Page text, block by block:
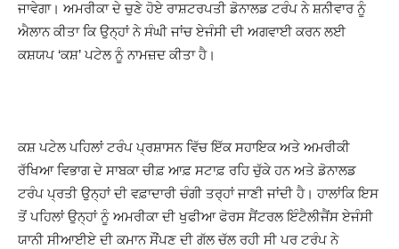
ਜਾਵੇਗਾ। ਅਮਰੀਕਾ ਦੇ ਚੁਣੇ ਹੋਏ ਰਾਸ਼ਟਰਪਤੀ ਡੋਨਾਲਡ ਟਰੰਪ ਨੇ ਸ਼ਨੀਵਾਰ ਨੂੰ
ਐਲਾਨ ਕੀਤਾ ਕਿ ਉਨ੍ਹਾਂ ਨੇ ਸੰਘੀ ਜਾਂਚ ਏਜੰਸੀ ਦੀ ਅਗਵਾਈ ਕਰਨ ਲਈ
ਕਸ਼ਯਪ ‘ਕਸ਼’ ਪਟੇਲ ਨੂੰ ਨਾਮਜ਼ਦ ਕੀਤਾ ਹੈ।
ਕਸ਼ ਪਟੇਲ ਪਹਿਲਾਂ ਟਰੰਪ ਪ੍ਰਸ਼ਾਸਨ ਵਿੱਚ ਇੱਕ ਸਹਾਇਕ ਅਤੇ ਅਮਰੀਕੀ
ਰੱਖਿਆ ਵਿਭਾਗ ਦੇ ਸਾਬਕਾ ਚੀਫ਼ ਆਫ਼ ਸਟਾਫ਼ ਰਹਿ ਚੁੱਕੇ ਹਨ ਅਤੇ ਡੋਨਾਲਡ
ਟਰੰਪ ਪ੍ਰਤੀ ਉਨ੍ਹਾਂ ਦੀ ਵਫ਼ਾਦਾਰੀ ਚੰਗੀ ਤਰ੍ਹਾਂ ਜਾਣੀ ਜਾਂਦੀ ਹੈ। ਹਾਲਾਂਕਿ ਇਸ
ਤੋਂ ਪਹਿਲਾਂ ਉਨ੍ਹਾਂ ਨੂੰ ਅਮਰੀਕਾ ਦੀ ਖੁਫੀਆ ਫੋਰਸ ਸੈਂਟਰਲ ਇੰਟੈਲੀਜੈਂਸ ਏਜੰਸੀ
ਯਾਨੀ ਸੀਆਈਏ ਦੀ ਕਮਾਨ ਸੌਂਪਣ ਦੀ ਗੱਲ ਚੱਲ ਰਹੀ ਸੀ ਪਰ ਟਰੰਪ ਨੇ